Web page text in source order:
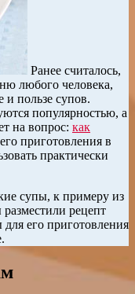
Ранее считалось,
любого человека,
и пользе супов.
популярностью, а
на вопрос: как
приготовления в
практически
супы, к примеру из
рецепт
его приготовления